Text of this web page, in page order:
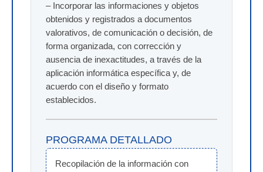
– Incorporar las informaciones y objetos
obtenidos y registrados a documentos
valorativos, de comunicación o decisión, de
forma organizada, con corrección y
ausencia de inexactitudes, a través de la
aplicación informática específica y, de
acuerdo con el diseño y formato
establecidos.
PROGRAMA DETALLADO
Recopilación de la información con